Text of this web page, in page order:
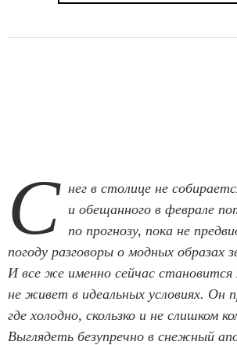
С нег в столице не
и обещанного в феврале
по прогнозу, пока не
погоду разговоры о модных образах
И все же именно сейчас
не живет в идеальных условиях. Он
где холодно, скользко и не слишком
Выглядеть безупречно в снежный